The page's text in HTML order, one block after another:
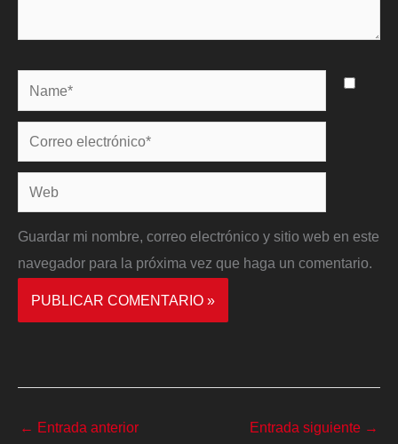
Name*
Correo
electrónico*
Web
Guardar mi nombre, correo electrónico y sitio web en este
navegador para la próxima vez que haga un comentario.
← Entrada anterior Entrada siguiente →